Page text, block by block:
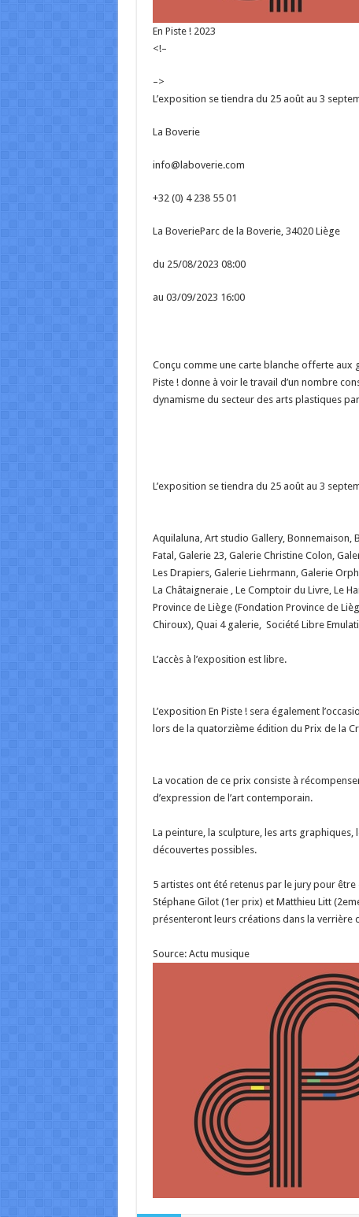
En Piste ! 2023
<!–
–>
L’exposition se tiendra du 25 août au 3
La Boverie
info@laboverie.com
+32 (0) 4 238 55 01
La BoverieParc de la Boverie, 34020 Liège
du 25/08/2023 08:00
au 03/09/2023 16:00
Conçu comme une carte blanche offerte aux
Piste ! donne à voir le travail d’un nombre
dynamisme du secteur des arts plastiques
L’exposition se tiendra du 25 août au 3
Aquilaluna, Art studio Gallery, Bonnemaison,
Fatal, Galerie 23, Galerie Christine Colon,
Les Drapiers, Galerie Liehrmann, Galerie
La Châtaigneraie , Le Comptoir du Livre, Le
Province de Liège (Fondation Province de
Chiroux), Quai 4 galerie, Société Libre
L’accès à l’exposition est libre.
L’exposition En Piste ! sera également
lors de la quatorzième édition du Prix de la
La vocation de ce prix consiste à
d’expression de l’art contemporain.
La peinture, la sculpture, les arts
découvertes possibles.
5 artistes ont été retenus par le jury pour
Stéphane Gilot (1er prix) et Matthieu Litt
présenteront leurs créations dans la verrière
Source: Actu musique